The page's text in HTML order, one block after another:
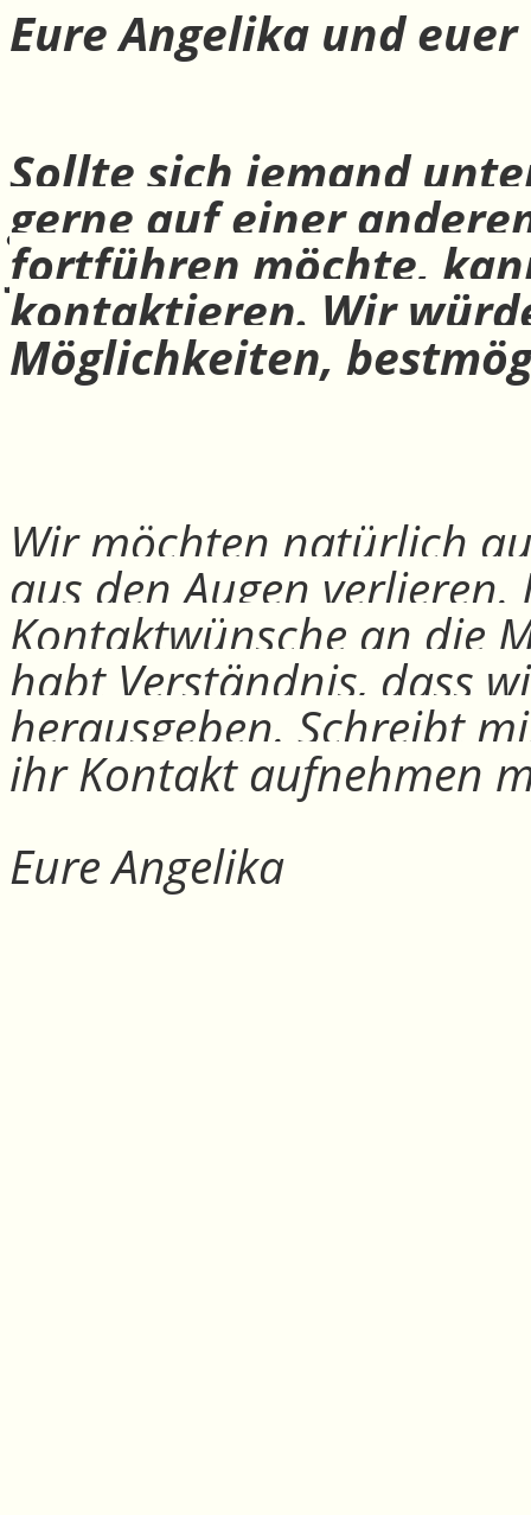
Eure Angelika und
Sollte sich jemand
gerne auf einer
fortführen möchte,
kontaktieren. Wir
Möglichkeiten,
Wir möchten natürlich
aus den Augen
Kontaktwünsche an die
habt Verständnis, dass
herausgeben. Schreibt
ihr Kontakt aufnehmen
Eure Angelika